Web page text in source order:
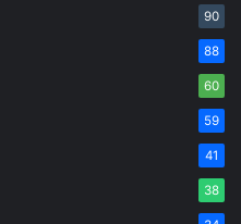
90
88
60
59
41
38